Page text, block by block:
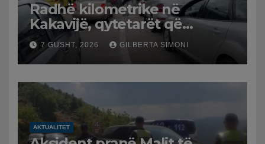
Radhë kilometrike në
Kakavijë, qytetarët që
kthehen në Shqipëri
bllokohen në temperatura të
larta, pala greke punon me
ritme të ngadalta
7 GUSHT, 2026 GILBERTA SIMONI
AKTUALITET